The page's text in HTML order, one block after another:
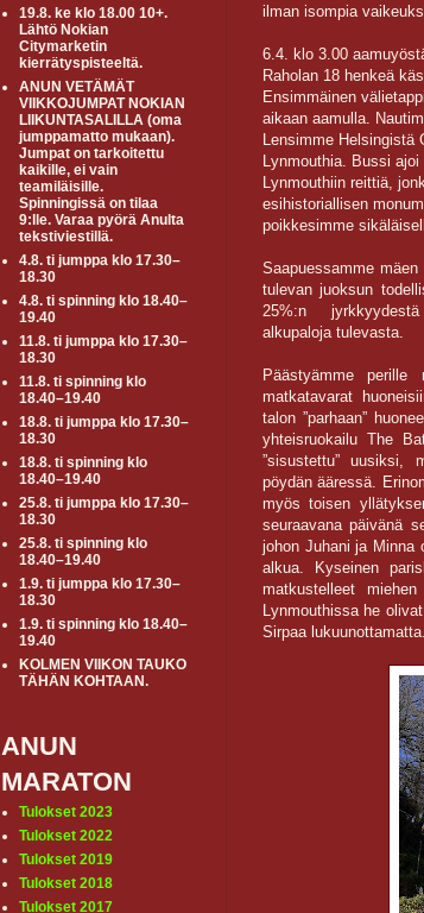
ilman isompia
6.4. klo 3.00
Raholan 18 henkeä
Ensimmäinen
aikaan aamulla.
Lensimme
Lynmouthia. Bussi
Lynmouthiin reittiä,
esihistoriallisen
poikkesimme
Saapuessamme
tulevan juoksun
25%:n jyrkkyydestä
alkupaloja tulevasta.
Päästyämme
matkatavarat
talon ”parhaan”
yhteisruokailu The
”sisustettu” uusiksi,
pöydän ääressä.
myös toisen
seuraavana päivänä
johon Juhani ja Minna
alkua. Kyseinen
matkustelleet
Lynmouthissa he
Sirpaa lukuunottamatta.
19.8. ke klo 18.00 10+.
Lähtö Nokian
Citymarketin
kierrätyspisteeltä.
ANUN VETÄMÄT
VIIKKOJUMPAT NOKIAN
LIIKUNTASALILLA (oma
jumppamatto mukaan).
Jumpat on tarkoitettu
kaikille, ei vain
teamiläisille.
Spinningissä on tilaa
9:lle. Varaa pyörä Anulta
tekstiviestillä.
4.8. ti jumppa klo 17.30–
18.30
4.8. ti spinning klo 18.40–
19.40
11.8. ti jumppa klo 17.30–
18.30
11.8. ti spinning klo
18.40–19.40
18.8. ti jumppa klo 17.30–
18.30
18.8. ti spinning klo
18.40–19.40
25.8. ti jumppa klo 17.30–
18.30
25.8. ti spinning klo
18.40–19.40
1.9. ti jumppa klo 17.30–
18.30
1.9. ti spinning klo 18.40–
19.40
KOLMEN VIIKON TAUKO
TÄHÄN KOHTAAN.
ANUN
MARATON
Tulokset 2023
Tulokset 2022
Tulokset 2019
Tulokset 2018
Tulokset 2017